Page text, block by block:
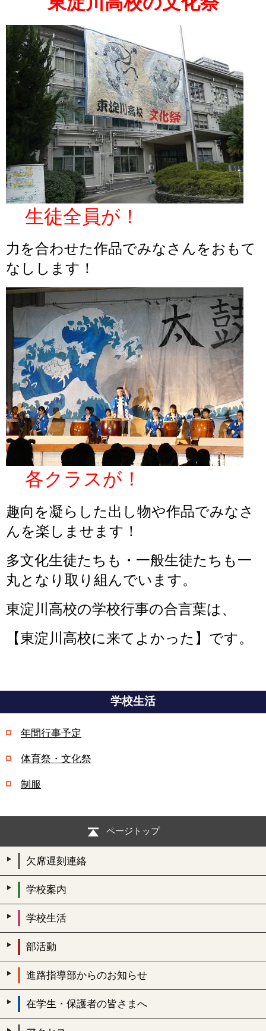
生徒全員が！
力を合わせた作品でみなさんをおもて
なしします！
各クラスが！
趣向を凝らした出し物や作品でみなさ
んを楽しませます！
多文化生徒たちも・一般生徒たちも一
丸となり取り組んでいます。
東淀川高校の学校行事の合言葉は、
【東淀川高校に来てよかった】です。
学校生活
年間行事予定
体育祭・文化祭
制服
ページトップ
欠席遅刻連絡
学校案内
学校生活
部活動
進路指導部からのお知らせ
在学生・保護者の皆さまへ